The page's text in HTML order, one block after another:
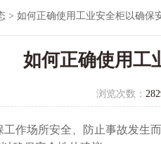
> 如何正确使用工业安全柜以确保
如何正确使用工
浏览次数：
工作场所安全、防止事故发生